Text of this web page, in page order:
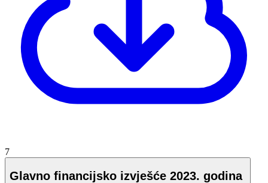
7
Glavno financijsko izvješće 2023. godina